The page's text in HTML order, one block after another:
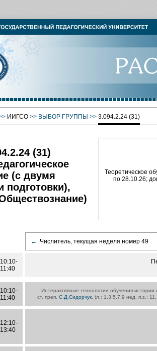
ИИГСО >> ВЫБОР ГРУППЫ >> 3.094.2.24 (31)
(31)
(с двумя
Теоретическое
по 28.10.26;
← Числитель, текущая неделя номер 49
10:10-
11:40
10:10-
11:40
Интерактивные технологии обучения
ст. преп.С.Д.Сидорчук , (л.: 1,3,5,7,9 нед. п.з.:
12:10-
13:40